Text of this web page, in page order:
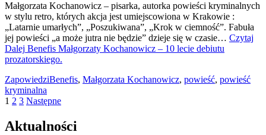
Małgorzata Kochanowicz – pisarka, autorka powieści kryminalnych
w stylu retro, których akcja jest umiejscowiona w Krakowie :
„Latarnie umarłych”, „Poszukiwana”, „Krok w ciemność”. Fabuła
jej powieści „a może jutra nie będzie” dzieje się w czasie… Czytaj
Dalej Benefis Małgorzaty Kochanowicz – 10 lecie debiutu
prozatorskiego.
ZapowiedziBenefis, Małgorzata Kochanowicz, powieść, powieść
kryminalna
Stronicowanie
wpisów
1 2 3 Następne
Aktualności